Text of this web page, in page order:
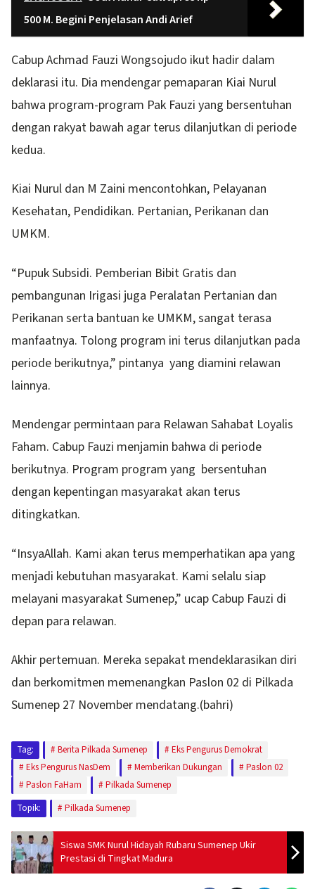
500 M. Begini Penjelasan Andi Arief
Cabup Achmad Fauzi Wongsojudo ikut hadir dalam
deklarasi itu. Dia mendengar pemaparan Kiai Nurul
bahwa program-program Pak Fauzi yang bersentuhan
dengan rakyat bawah agar terus dilanjutkan di periode
kedua.
Kiai Nurul dan M Zaini mencontohkan, Pelayanan
Kesehatan, Pendidikan. Pertanian, Perikanan dan
UMKM.
“Pupuk Subsidi. Pemberian Bibit Gratis dan
pembangunan Irigasi juga Peralatan Pertanian dan
Perikanan serta bantuan ke UMKM, sangat terasa
manfaatnya. Tolong program ini terus dilanjutkan pada
periode berikutnya,” pintanya yang diamini relawan
lainnya.
Mendengar permintaan para Relawan Sahabat Loyalis
Faham. Cabup Fauzi menjamin bahwa di periode
berikutnya. Program program yang bersentuhan
dengan kepentingan masyarakat akan terus
ditingkatkan.
“InsyaAllah. Kami akan terus memperhatikan apa yang
menjadi kebutuhan masyarakat. Kami selalu siap
melayani masyarakat Sumenep,” ucap Cabup Fauzi di
depan para relawan.
Akhir pertemuan. Mereka sepakat mendeklarasikan diri
dan berkomitmen memenangkan Paslon 02 di Pilkada
Sumenep 27 November mendatang.(bahri)
Tag: Berita Pilkada Sumenep
Eks Pengurus Demokrat
Eks Pengurus NasDem
Memberikan Dukungan
Paslon 02
Paslon FaHam
Pilkada Sumenep
Topik:
Pilkada Sumenep
Siswa SMK Nurul Hidayah Rubaru Sumenep Ukir
Prestasi di Tingkat Madura